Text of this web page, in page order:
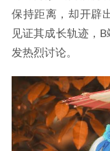
保持距离，却开辟
见证其成长轨迹，
发热烈讨论。